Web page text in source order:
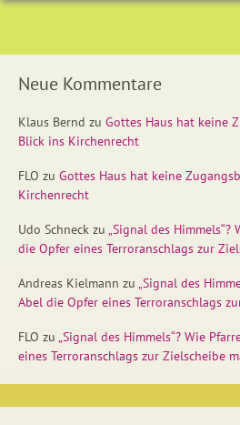
Neue Kommentare
Klaus Bernd zu Gottes Haus hat keine
Blick ins Kirchenrecht
FLO zu Gottes Haus hat keine
Kirchenrecht
Udo Schneck zu „Signal des
die Opfer eines Terroranschlags zur
Andreas Kielmann zu „Signal des
Abel die Opfer eines Terroranschlags
FLO zu „Signal des Himmels“? Wie
eines Terroranschlags zur Zielscheibe